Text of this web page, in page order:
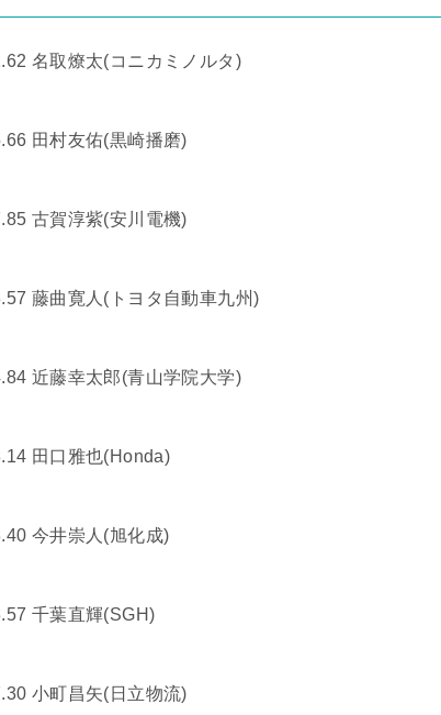
名取燎太(コニカミノルタ)
田村友佑(黒崎播磨)
古賀淳紫(安川電機)
藤曲寛人(トヨタ自動車九州)
近藤幸太郎(青山学院大学)
田口雅也(Honda)
今井崇人(旭化成)
千葉直輝(SGH)
小町昌矢(日立物流)